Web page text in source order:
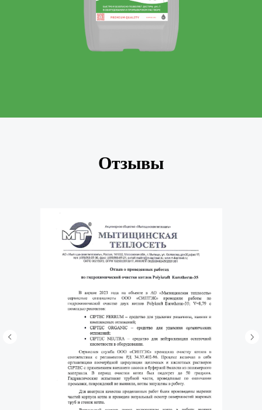
Отзывы